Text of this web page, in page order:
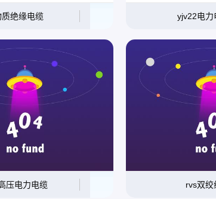
质绝缘电缆 yjv22电力
压电力电缆 rvs双绞